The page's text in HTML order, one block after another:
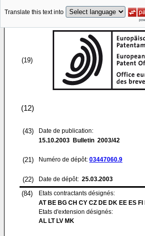
Translate this text into
(19)
(12)
(43)
Date de publication:
15.10.2003 Bulletin 2003/42
(21) Numéro de dépôt: 03447060.9
(22) Date de dépôt: 25.03.2003
(84)
Etats contractants désignés:
AT BE BG CH CY CZ DE DK EE ES
Etats d'extension désignés:
AL LT LV MK